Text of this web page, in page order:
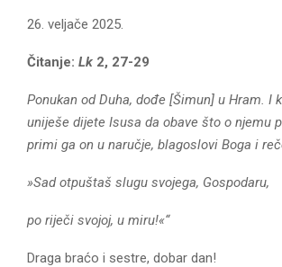
E
U
26. veljače 2025.
Čitanje: Lk 2, 27-29
Ponukan od Duha, dođe [Šimun] u Hram. I
uniješe dijete Isusa da obave što o njemu
primi ga on u naručje, blagoslovi Boga i
»Sad otpuštaš slugu svojega, Gospodaru,
po riječi svojoj, u miru!«“
Draga braćo i sestre, dobar dan!